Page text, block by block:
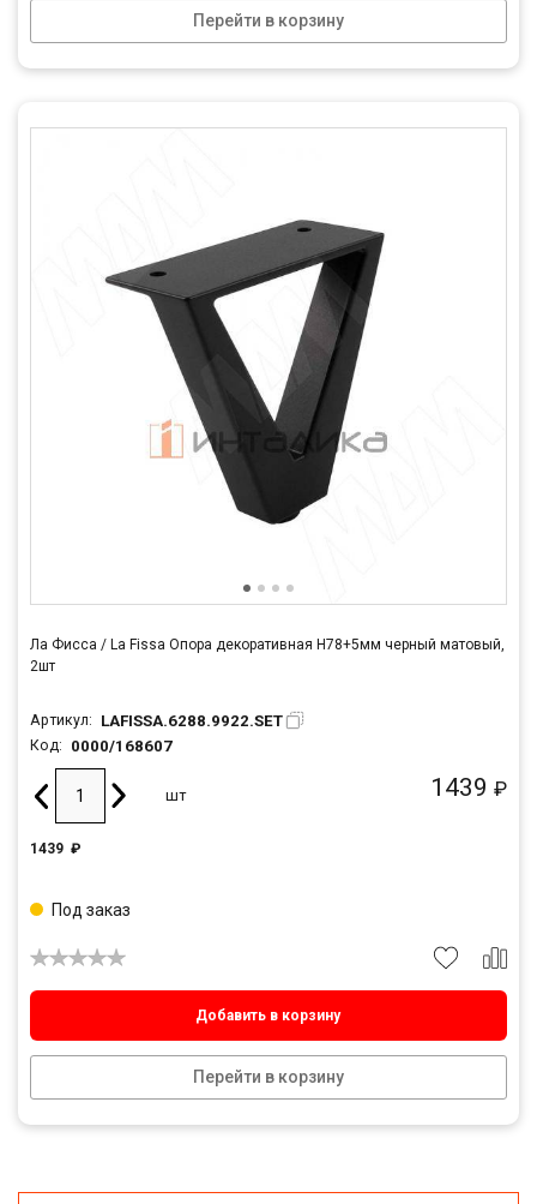
Перейти в корзину
Ла Фисса / La Fissa Опора декоративная H78+5мм черный матовый,
2шт
Артикул: LAFISSA.6288.9922.SET
Код: 0000/168607
1439 ₽
шт
1439 ₽
Добавить в корзину
Перейти в корзину
Под заказ